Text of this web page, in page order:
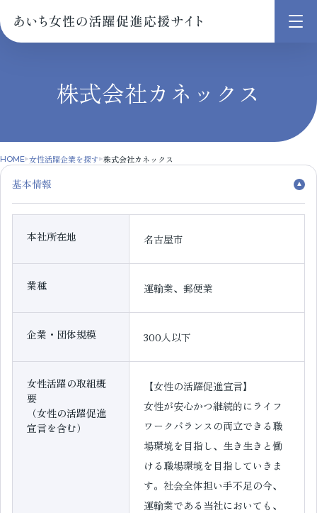
メ
株式会社カネックス
HOME 女性活躍企業を探す 株式会社カネックス
基本情報
本社所在地 名古屋市
業種 運輸業、郵便業
企業・団体規模 300人以下
女性活躍の取組概
要
（女性の活躍促進
宣言を含む）
【女性の活躍促進宣言】
女性が安心かつ継続的にライフ
ワークバランスの両立できる職
場環境を目指し、生き生きと働
ける職場環境を目指していきま
す。社会全体担い手不足の今、
運輸業である当社においても、